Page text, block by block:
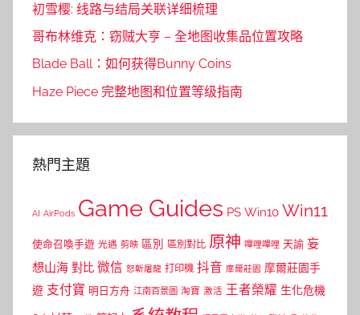
初雪樱: 线路与结局关联详细梳理
哥布林维克：窃贼大亨 – 全地图收集品位置攻略
Blade Ball：如何获得Bunny Coins
Haze Piece 完整地图和位置等级指南
熱門主題
AI AirPods Game Guides PS Win10 Win11
使命召喚手遊 光遇 剪映 區別 區別對比 原神 嗶哩嗶哩 天諭 妄
想山海 對比 微信 怒斬屠龍 打印機 抖音 摩爾莊園 摩爾莊園手
遊 支付寶 明日方舟 江南百景圖 淘寶 激活 王者榮耀 生化危機